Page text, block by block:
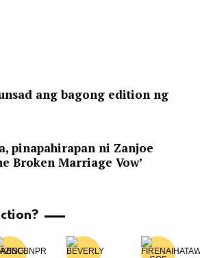
ang bagong edition ng
pinapahirapan ni Zanjoe
Broken Marriage Vow’